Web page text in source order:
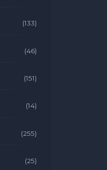
(133)
(46)
(151)
(14)
(255)
(25)